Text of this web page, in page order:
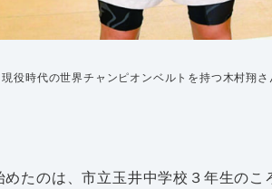
役時代の世界チャンピオンベルトを持つ木村翔
たのは、市立玉井中学校３年生の